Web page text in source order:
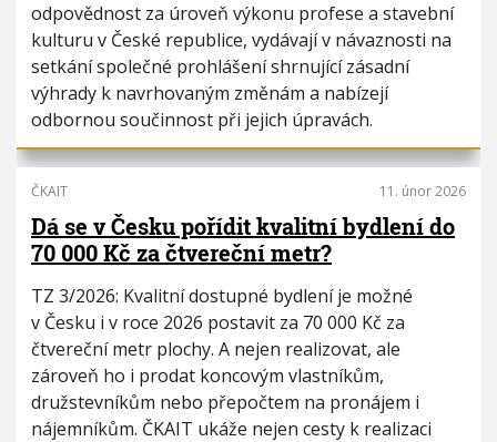
odpovědnost za úroveň výkonu profese a stavební
kulturu v České republice, vydávají v návaznosti na
setkání společné prohlášení shrnující zásadní
výhrady k navrhovaným změnám a nabízejí
odbornou součinnost při jejich úpravách.
ČKAIT 11. únor 2026
Dá se v Česku pořídit kvalitní bydlení do
70 000 Kč za čtvereční metr?
TZ 3/2026: Kvalitní dostupné bydlení je možné
v Česku i v roce 2026 postavit za 70 000 Kč za
čtvereční metr plochy. A nejen realizovat, ale
zároveň ho i prodat koncovým vlastníkům,
družstevníkům nebo přepočtem na pronájem i
nájemníkům. ČKAIT ukáže nejen cesty k realizaci